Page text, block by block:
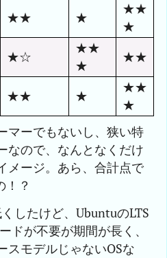
★★ ★
★★
★
★☆
★★
★
★★
★★ ★
★★
★
マーでもないし、狭い特
なので、なんとなくだけ
メージ。あら、合計点で
！？
したけど、UbuntuのLTS
ドが不要が期間が長く、
スモデルじゃないOSな